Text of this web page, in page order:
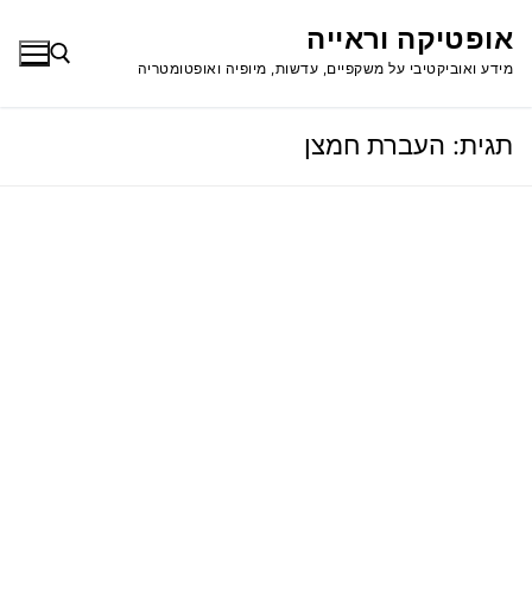
לתוכןאופטיקה וראייה
מידע ואוביקטיבי על משקפיים, עדשות, מיופיה ואופטומטריה
תגית: העברת חמצן